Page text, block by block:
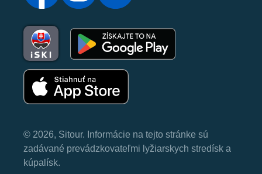
© 2026, Sitour. Informácie na tejto stránke sú
zadávané prevádzkovateľmi lyžiarskych stredísk a
kúpalísk.